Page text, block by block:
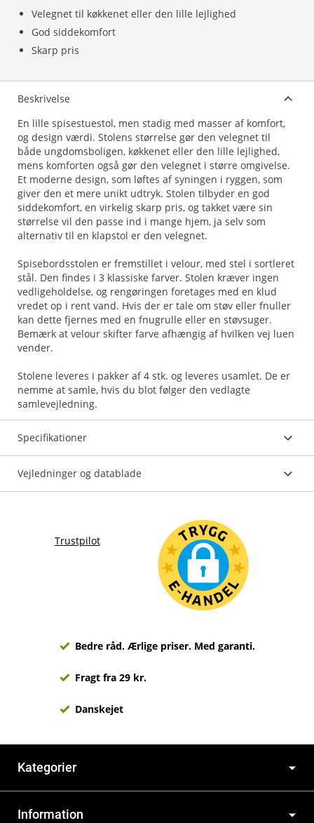
Velegnet til køkkenet eller den lille lejlighed
God siddekomfort
Skarp pris
Beskrivelse
En lille spisestuestol, men stadig med masser af komfort,
og design værdi. Stolens størrelse gør den velegnet til
både ungdomsboligen, køkkenet eller den lille lejlighed,
mens komforten også gør den velegnet i større omgivelse.
Et moderne design, som løftes af syningen i ryggen, som
giver den et mere unikt udtryk. Stolen tilbyder en god
siddekomfort, en virkelig skarp pris, og takket være sin
størrelse vil den passe ind i mange hjem, ja selv som
alternativ til en klapstol er den velegnet.
Spisebordsstolen er fremstillet i velour, med stel i sortleret
stål. Den findes i 3 klassiske farver. Stolen kræver ingen
vedligeholdelse, og rengøringen foretages med en klud
vredet op i rent vand. Hvis der er tale om støv eller fnuller
kan dette fjernes med en fnugrulle eller en støvsuger.
Bemærk at velour skifter farve afhængig af hvilken vej luen
vender.
Stolene leveres i pakker af 4 stk. og leveres usamlet. De er
nemme at samle, hvis du blot følger den vedlagte
Specifikationer
Vejledninger og datablade
Trustpilot
Bedre råd. Ærlige priser. Med garanti.
Fragt fra 29 kr.
Danskejet
Kategorier
Information